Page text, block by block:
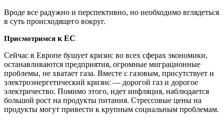
Вроде все радужно и перспективно, но необходимо вглядеться
в суть происходящего вокруг.
Присмотримся к ЕС
Сейчас в Европе бушует кризис во всех сферах экономики,
останавливаются предприятия, огромные миграционные
проблемы, не хватает газа. Вместе с газовым, присутствует и
электроэнергетический кризис — дорогой газ и дорогое
электричество. Помимо этого, идет инфляция, наблюдается
большой рост на продукты питания. Стрессовые цены на
продукты могут привести к крупным социальным проблемам.